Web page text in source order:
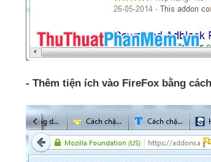
- Thêm tiện ích vào FireFox bằng